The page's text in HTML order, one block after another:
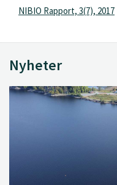
NIBIO Rapport, 3(7), 2017
Nyheter